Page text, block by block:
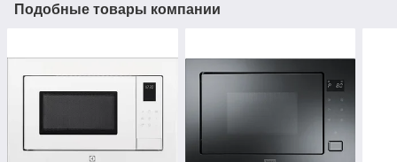
Подобные товары компании